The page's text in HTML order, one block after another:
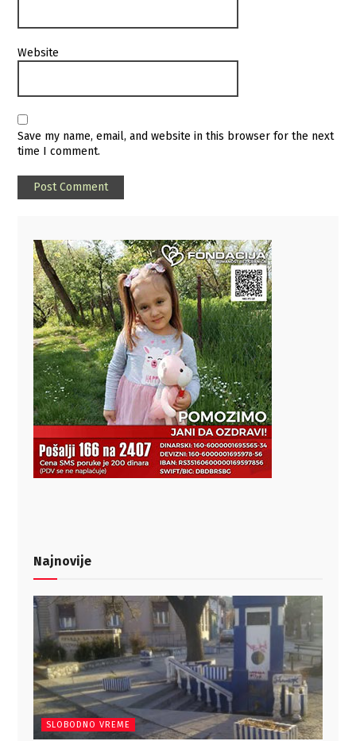
Website
Save my name, email, and website in this browser for the next
time I comment.
Najnovije
SLOBODNO VREME